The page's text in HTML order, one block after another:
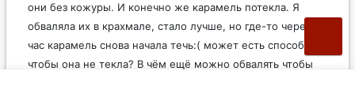
они без кожуры. И конечно же карамель потекла. Я
обваляла их в крахмале, стало лучше, но где-то через
час карамель снова начала течь:( может есть способ
чтобы она не текла? В чём ещё можно обвалять чтобы